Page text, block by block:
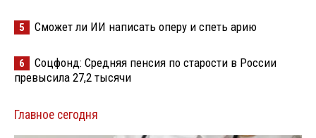
5 Сможет ли ИИ написать оперу и спеть арию
6
Соцфонд: Средняя пенсия по старости в России
превысила 27,2 тысячи
Главное сегодня